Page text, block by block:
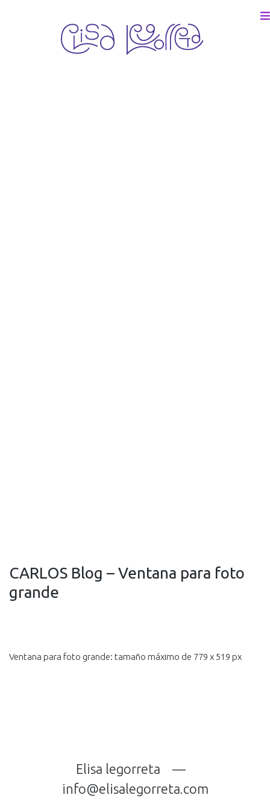
CARLOS Blog – Ventana para foto
grande
Ventana para foto grande: tamaño máximo de 779 x 519 px
Elisa legorreta —
info@elisalegorreta.com